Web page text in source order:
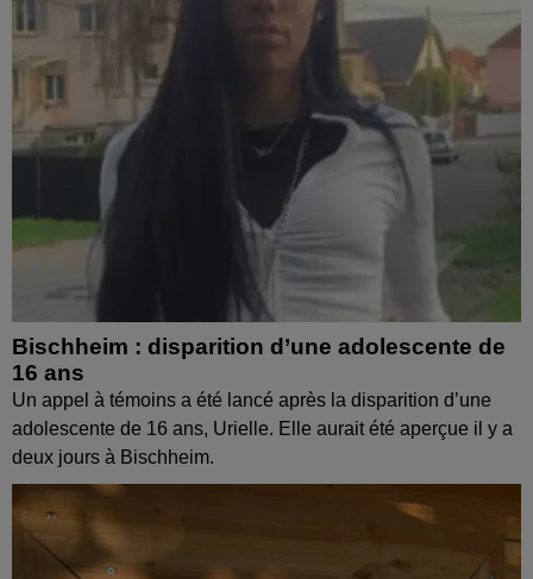
Bischheim : disparition d’une adolescente de
16 ans
Un appel à témoins a été lancé après la disparition d’une
adolescente de 16 ans, Urielle. Elle aurait été aperçue il y a
deux jours à Bischheim.